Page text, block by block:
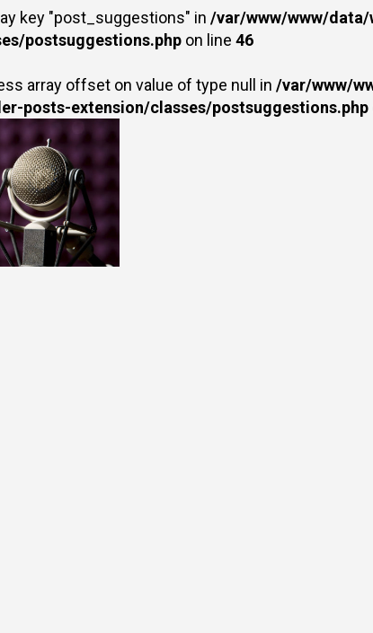
key "post_suggestions" in /var/www/www/
postsuggestions.phpon line 46
array offset on value of type null in /var/www/
posts-extension/classes/postsuggestions.php